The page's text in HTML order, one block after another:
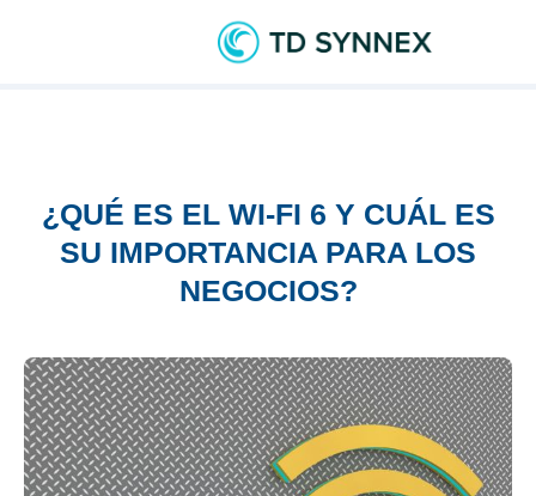
¿QUÉ ES EL WI-FI 6 Y CUÁL ES
SU IMPORTANCIA PARA LOS
NEGOCIOS?